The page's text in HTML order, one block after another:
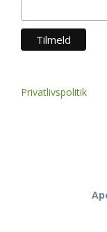
Privatlivspolitik